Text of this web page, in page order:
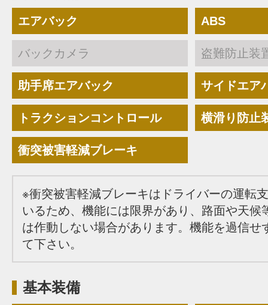
エアバック ABS
バックカメラ 盗難防止装
助手席エアバック サイドエア
トラクションコントロール 横滑り防止
衝突被害軽減ブレーキ
※衝突被害軽減ブレーキはドライバーの運転
いるため、機能には限界があり、路面や天候
は作動しない場合があります。機能を過信せ
て下さい。
基本装備